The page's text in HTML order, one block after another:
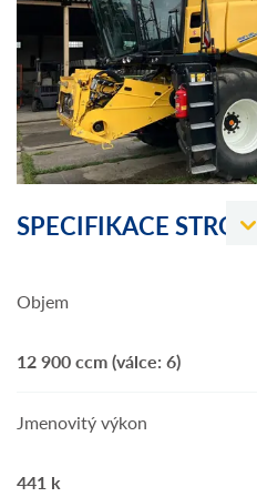
SPECIFIKACE STROJE
Objem
12 900 ccm (válce: 6)
Jmenovitý výkon
441 k